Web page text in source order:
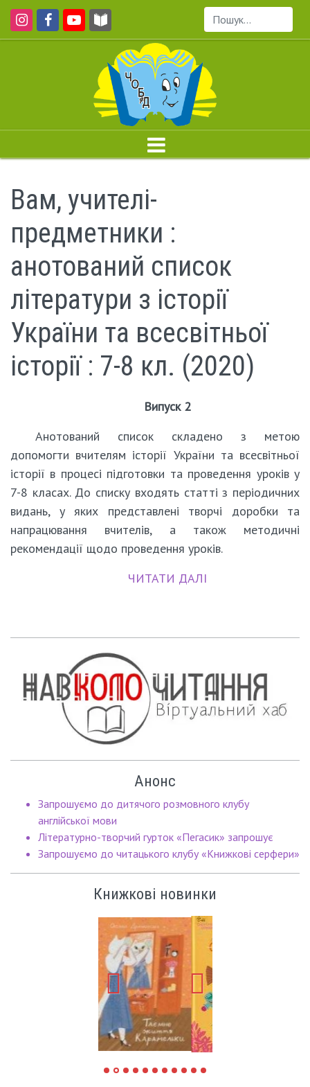
Пошук...
Вам, учителі-
предметники :
анотований список
літератури з історії
України та всесвітньої
історії : 7-8 кл. (2020)
Випуск 2
Анотований список складено з метою
допомогти вчителям історії України та всесвітньої
історії в процесі підготовки та проведення уроків у
7-8 класах. До списку входять статті з періодичних
видань, у яких представлені творчі доробки та
напрацювання вчителів, а також методичні
рекомендації щодо проведення уроків.
ЧИТАТИ ДАЛІ
Анонс
Запрошуємо до дитячого розмовного клубу
англійської мови
Літературно-творчий гурток «Пегасик» запрошує
Запрошуємо до читацького клубу «Книжкові серфери»
Книжкові новинки